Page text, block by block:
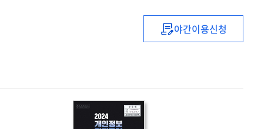
업무보고
야간이용신청